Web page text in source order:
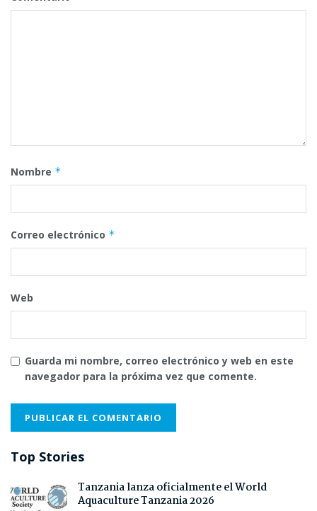
Nombre *
Correo electrónico *
Web
Guarda mi nombre, correo electrónico y web en este
navegador para la próxima vez que comente.
Top Stories
Tanzania lanza oficialmente el World
Aquaculture Tanzania 2026